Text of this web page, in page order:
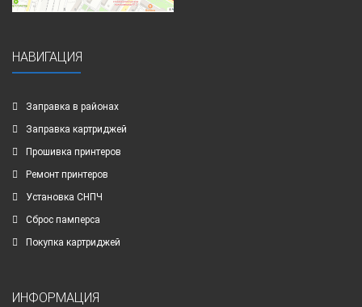
НАВИГАЦИЯ
Заправка в районах
Заправка картриджей
Прошивка принтеров
Ремонт принтеров
Установка СНПЧ
Сброс памперса
Покупка картриджей
ИНФОРМАЦИЯ